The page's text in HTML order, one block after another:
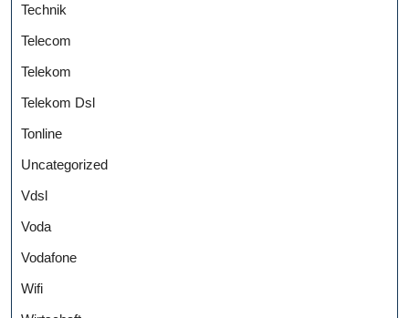
Technik
Telecom
Telekom
Telekom Dsl
Tonline
Uncategorized
Vdsl
Voda
Vodafone
Wifi